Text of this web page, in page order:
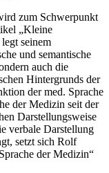
zum Schwerpunkt
„Kleine
seinem
und semantische
auch die
Hintergrunds der
der med. Sprache
der Medizin seit der
Darstellungsweise
verbale Darstellung
setzt sich Rolf
der Medizin“